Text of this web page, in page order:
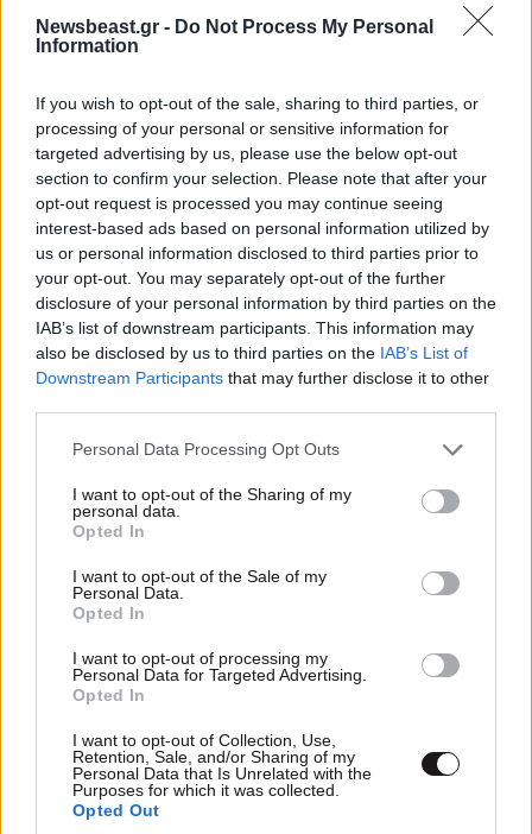
Newsbeast.gr - Do Not Process My Personal
Information
If you wish to opt-out of the sale, sharing to third parties, or
processing of your personal or sensitive information for
targeted advertising by us, please use the below opt-out
section to confirm your selection. Please note that after your
opt-out request is processed you may continue seeing
interest-based ads based on personal information utilized by
us or personal information disclosed to third parties prior to
your opt-out. You may separately opt-out of the further
disclosure of your personal information by third parties on the
IAB’s list of downstream participants. This information may
also be disclosed by us to third parties on the IAB’s List of
Downstream Participants that may further disclose it to other
Please note that this website/app uses one or more Google
not limited to your visit or usage behaviour. You may click to
grant or deny consent to Google and its third-party tags to
use your data for below specified purposes in below Google
consent section.
Personal Data Processing Opt Outs
I want to opt-out of the Sharing of my
personal data.
Opted In
I want to opt-out of the Sale of my
Personal Data.
Opted In
I want to opt-out of processing my
Personal Data for Targeted Advertising.
Opted In
I want to opt-out of Collection, Use,
Retention, Sale, and/or Sharing of my
Personal Data that Is Unrelated with the
Purposes for which it was collected.
Opted Out
της Μήλου – Ο ιδιοκτήτης κατέβηκε για μπάνιο
δεχθούν οι ΗΠΑ όλους τους όρους μας» – Στο
τραπέζι συμφωνία για το άνοιγμα
και μάθετε πρώτοι όλες τις ειδήσεις